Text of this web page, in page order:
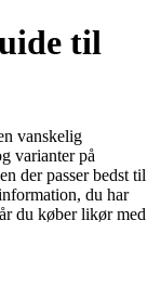
til
vanskelig
varianter på
der passer bedst til
du har
du køber likør med